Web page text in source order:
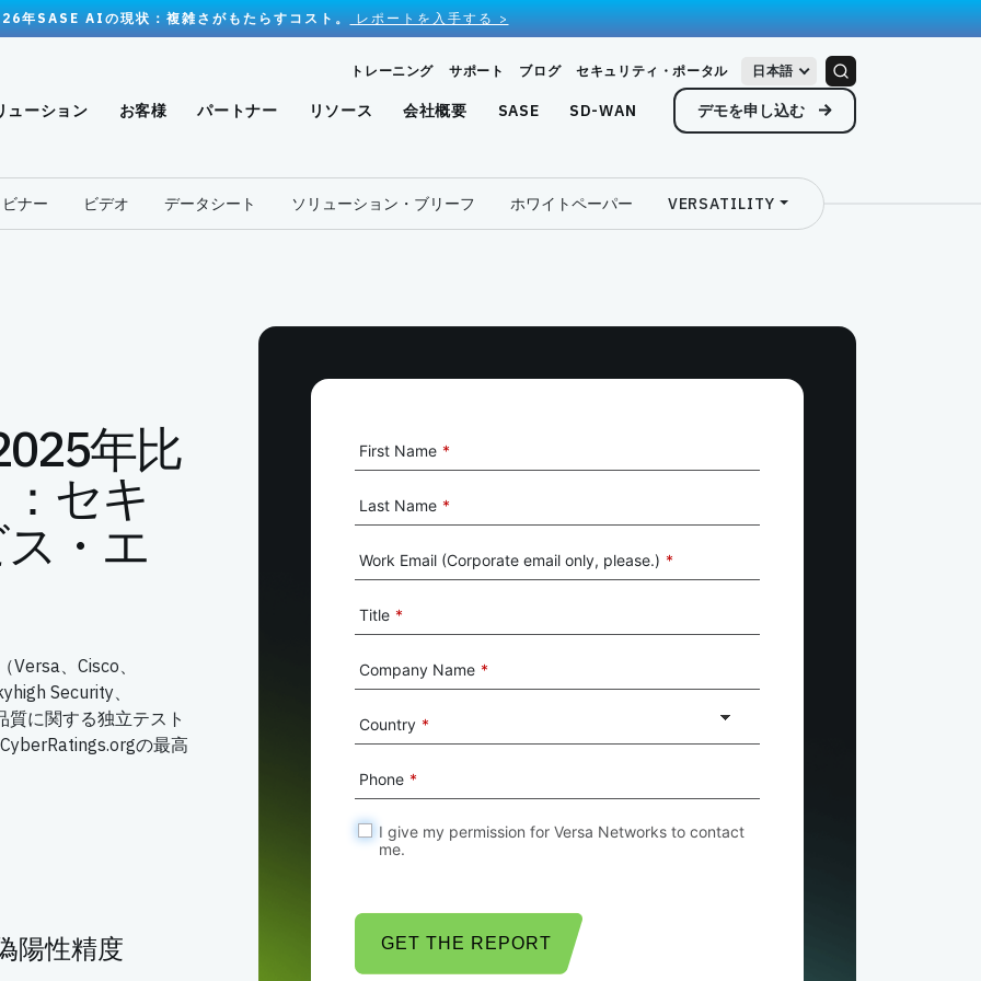
年SASE AIの現状：複雑さがもたらすコスト。 レポートを入手する >
トレーニング サポート ブログ セキュリティ・ポータル 日本語
ューション お客様 パートナー リソース 会社概要 SASE SD-WAN デモを申し込む
ナー ビデオ データシート ソリューション・ブリーフ ホワイトペーパー VERSATILITY
年比
セキ
・エ
、Cisco、
Security、
に関する独立テスト
の最高
陽性精度
*
First Name
*
Last Name
*
Work Email (Corporate email only, please.)
*
Title
*
Company Name
*
Country
*
Phone
I give my permission for Versa Networks to contact
me.
GET THE REPORT